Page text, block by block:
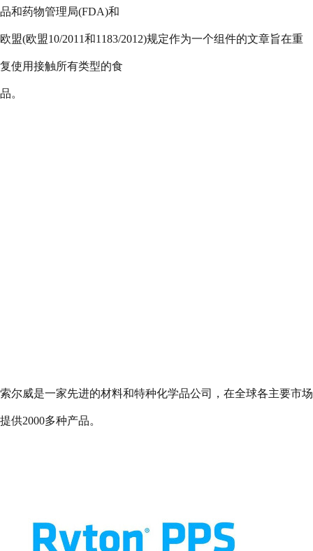
品和药物管理局(FDA)和
欧盟(欧盟10/2011和1183/2012)规定作为一个组件的文章旨在重
复使用接触所有类型的食
品。
索尔威是一家先进的材料和特种化学品公司，在全球各主要市场
提供2000多种产品。